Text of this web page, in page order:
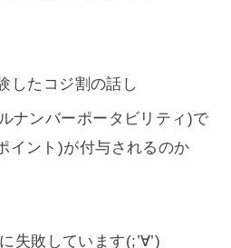
したコジ割の話し
ナンバーポータビリティ)で
イント)が付与されるのか
失敗しています(;’∀’)